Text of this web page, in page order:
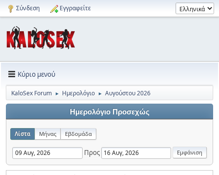
Σύνδεση Εγγραφείτε
Κύριο μενού
KaloSex Forum ► Ημερολόγιο ► Αυγούστου 2026
Ημερολόγιο Προσεχώς
Λίστα Μήνας Εβδομάδα
Προς